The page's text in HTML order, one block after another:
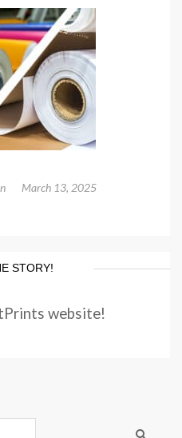
March 13, 2025
STORY!
website!